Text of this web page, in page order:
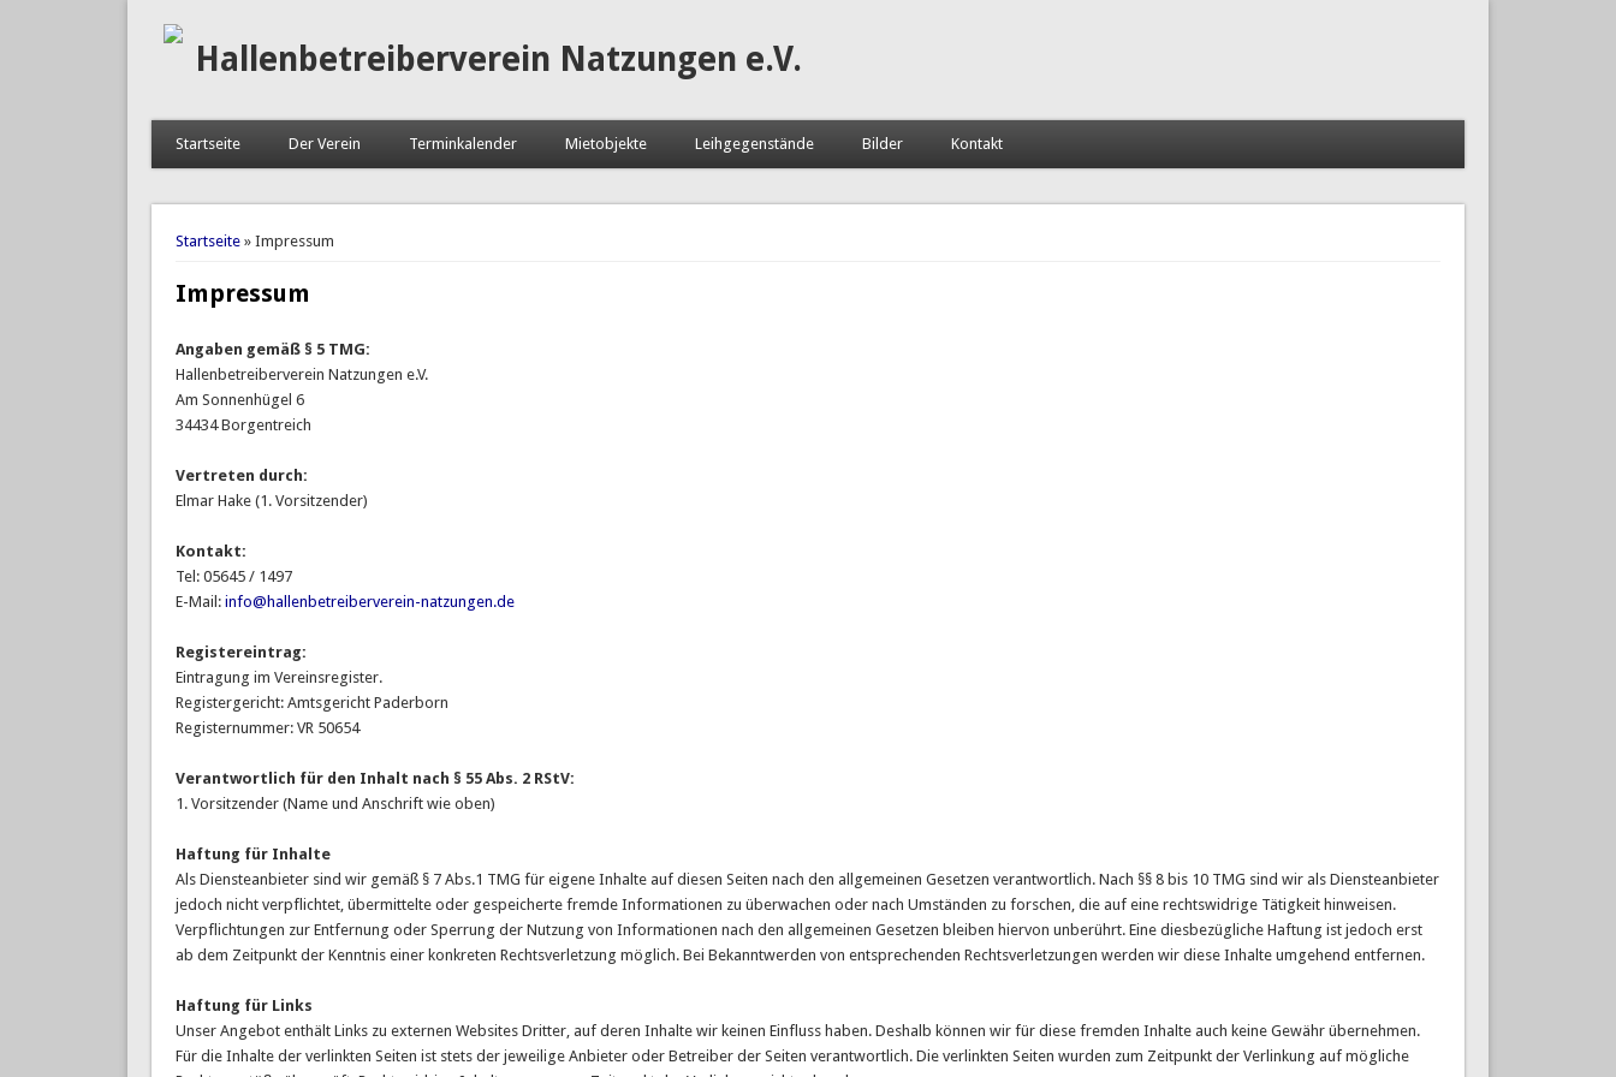
Hallenbetreiberverein Natzungen e.V.
Startseite Der Verein Terminkalender Mietobjekte Leihgegenstände Bilder Kontakt
Sie sind hier
Startseite» Impressum
Impressum
Angaben gemäß § 5 TMG:
Hallenbetreiberverein Natzungen e.V.
Am Sonnenhügel 6
34434 Borgentreich
Vertreten durch:
Elmar Hake (1. Vorsitzender)
Kontakt:
Tel: 05645 / 1497
E-Mail: info@hallenbetreiberverein-natzungen.de
Registereintrag:
Eintragung im Vereinsregister.
Registergericht: Amtsgericht Paderborn
Registernummer: VR 50654
Verantwortlich für den Inhalt nach § 55 Abs. 2 RStV:
1. Vorsitzender (Name und Anschrift wie oben)
Haftung für Inhalte
Als Diensteanbieter sind wir gemäß § 7 Abs.1 TMG für eigene Inhalte auf diesen Seiten nach den allgemeinen Gesetzen verantwortlich. Nach §§ 8 bis 10 TMG sind wir als Diensteanbieter
jedoch nicht verpflichtet, übermittelte oder gespeicherte fremde Informationen zu überwachen oder nach Umständen zu forschen, die auf eine rechtswidrige Tätigkeit hinweisen.
Verpflichtungen zur Entfernung oder Sperrung der Nutzung von Informationen nach den allgemeinen Gesetzen bleiben hiervon unberührt. Eine diesbezügliche Haftung ist jedoch erst
ab dem Zeitpunkt der Kenntnis einer konkreten Rechtsverletzung möglich. Bei Bekanntwerden von entsprechenden Rechtsverletzungen werden wir diese Inhalte umgehend entfernen.
Haftung für Links
Unser Angebot enthält Links zu externen Websites Dritter, auf deren Inhalte wir keinen Einfluss haben. Deshalb können wir für diese fremden Inhalte auch keine Gewähr übernehmen.
Für die Inhalte der verlinkten Seiten ist stets der jeweilige Anbieter oder Betreiber der Seiten verantwortlich. Die verlinkten Seiten wurden zum Zeitpunkt der Verlinkung auf mögliche